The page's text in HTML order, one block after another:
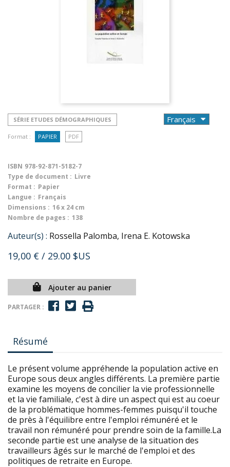
SÉRIE ETUDES DÉMOGRAPHIQUES
Format : PAPIER PDF
ISBN 978-92-871-5182-7
Type de document : Livre
Format : Papier
Langue : Français
Dimensions : 16 x 24 cm
Nombre de pages : 138
Auteur(s) : Rossella Palomba, Irena E. Kotowska
19,00 € / 29.00 $US
Ajouter au panier
PARTAGER :
Résumé
Le présent volume appréhende la population active en
Europe sous deux angles différents. La première partie
examine les moyens de concilier la vie professionnelle
et la vie familiale, c'est à dire un aspect qui est au coeur
de la problématique hommes-femmes puisqu'il touche
de près à l'équilibre entre l'emploi rémunéré et le
travail non rémunéré pour prendre soin de la famille.La
seconde partie est une analyse de la situation des
travailleurs âgés sur le marché de l'emploi et des
politiques de retraite en Europe.